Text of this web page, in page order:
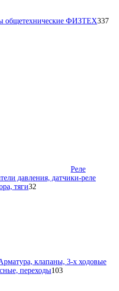
общетехнические ФИЗТЕХ337
Реле
давления, датчики-реле
тяги32
клапаны, 3-х ходовые
переходы103103